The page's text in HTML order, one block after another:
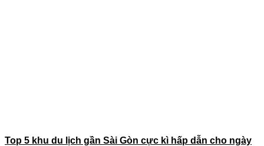
Top 5 khu du lịch gần Sài Gòn cực kì hấp dẫn cho ngày